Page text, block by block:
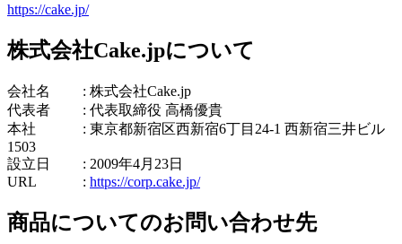
https://cake.jp/
株式会社Cake.jpについて
会社名 : 株式会社Cake.jp
代表者 : 代表取締役 高橋優貴
本社 : 東京都新宿区西新宿6丁目24-1 西新宿三井ビル
1503
設立日 : 2009年4月23日
URL : https://corp.cake.jp/
商品についてのお問い合わせ先